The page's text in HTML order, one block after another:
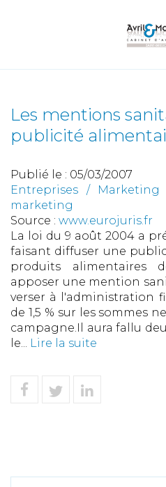
Les mentions
publicité
Publié le : 05/03/2007
Entreprises /
marketing
Source : www.eurojuris.fr
La loi du 9 août 2004 a
faisant diffuser une
produits alimentaires
apposer une mention
verser à l'administration
de 1,5 % sur les sommes
campagne.Il aura fallu
le... Lire la suite